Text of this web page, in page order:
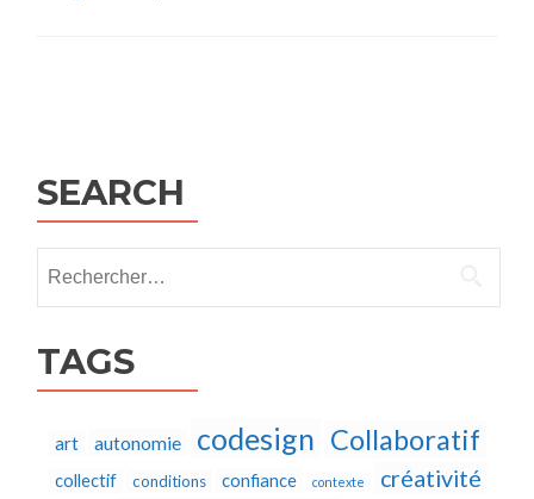
SEARCH
TAGS
art autonomie codesign Collaboratif
collectif conditions confiance contexte créativité